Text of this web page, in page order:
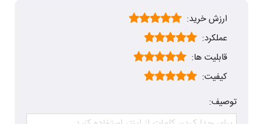
ارزش خرید:
عملکرد:
قابلیت ها:
کیفیت:
توصیف: